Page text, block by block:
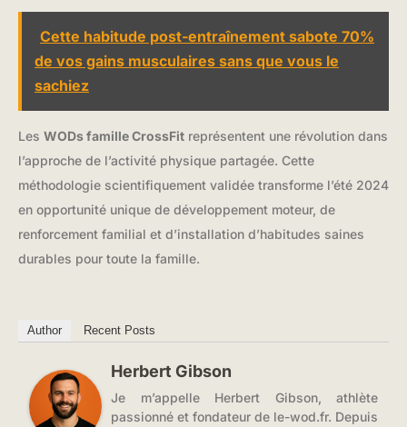
Cette habitude post-entraînement sabote 70%
de vos gains musculaires sans que vous le
sachiez
Les WODs famille CrossFit représentent une révolution dans
l’approche de l’activité physique partagée. Cette
méthodologie scientifiquement validée transforme l’été 2024
en opportunité unique de développement moteur, de
renforcement familial et d’installation d’habitudes saines
durables pour toute la famille.
Author Recent Posts
Herbert Gibson
Je m’appelle Herbert Gibson, athlète
passionné et fondateur de le-wod.fr. Depuis